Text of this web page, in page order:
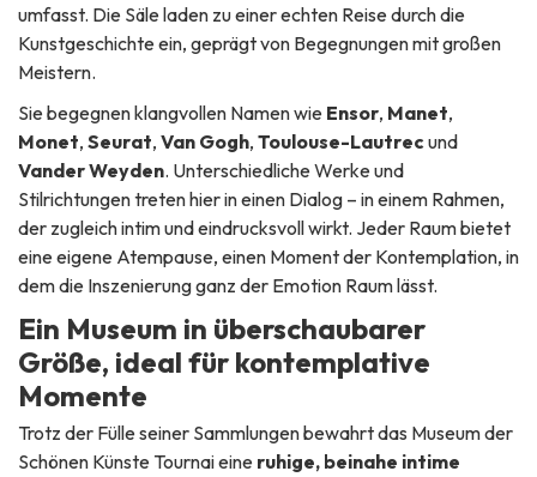
umfasst. Die Säle laden zu einer echten Reise durch die
Kunstgeschichte ein, geprägt von Begegnungen mit großen
Meistern.
Sie begegnen klangvollen Namen wie Ensor, Manet,
Monet, Seurat, Van Gogh, Toulouse-Lautrecund
Vander Weyden. Unterschiedliche Werke und
Stilrichtungen treten hier in einen Dialog – in einem Rahmen,
der zugleich intim und eindrucksvoll wirkt. Jeder Raum bietet
eine eigene Atempause, einen Moment der Kontemplation, in
dem die Inszenierung ganz der Emotion Raum lässt.
Ein Museum in überschaubarer
Größe, ideal für kontemplative
Momente
Trotz der Fülle seiner Sammlungen bewahrt das Museum der
Schönen Künste Tournai eine ruhige, beinahe intime